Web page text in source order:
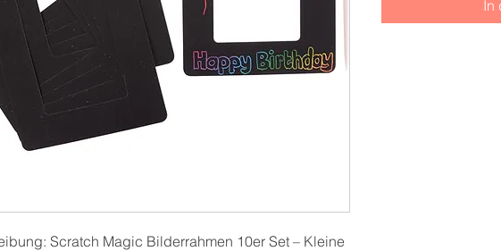
Scratch Magic Bilderrahmen 10er Set – Kleine
In